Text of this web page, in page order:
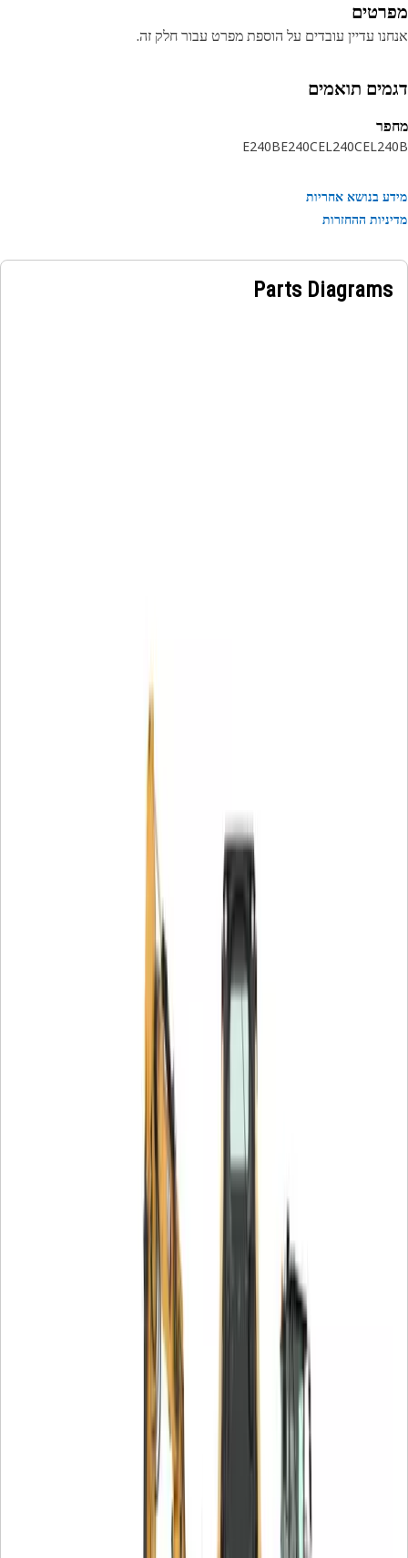
עדיין עובדים על הוספת מפרט עבור חלק זה.
תואמים
EL240C
E240C
E240B
בנושא אחריות
ההחזרות
Parts Diagrams